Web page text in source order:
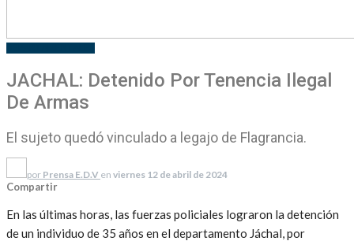
JACHAL: Detenido Por Tenencia Ilegal
De Armas
El sujeto quedó vinculado a legajo de Flagrancia.
por Prensa E.D.V en viernes 12 de abril de 2024
Compartir
En las últimas horas, las fuerzas policiales lograron la detención
de un individuo de 35 años en el departamento Jáchal, por